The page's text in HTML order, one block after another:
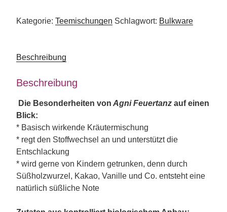
Kategorie: Teemischungen Schlagwort: Bulkware
Beschreibung
Beschreibung
Die Besonderheiten von Agni Feuertanz auf einen
Blick:
* Basisch wirkende Kräutermischung
* regt den Stoffwechsel an und unterstützt die
Entschlackung
* wird gerne von Kindern getrunken, denn durch
Süßholzwurzel, Kakao, Vanille und Co. entsteht eine
natürlich süßliche Note